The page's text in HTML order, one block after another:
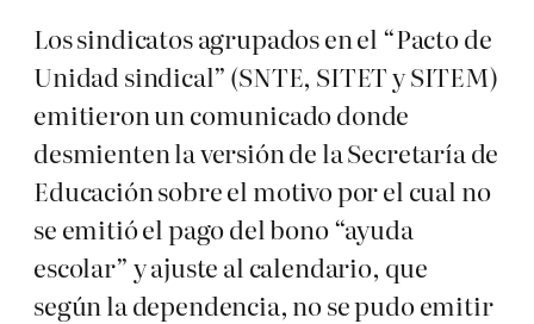
Los sindicatos agrupados en el “Pacto de
Unidad sindical” (SNTE, SITET y SITEM)
emitieron un comunicado donde
desmienten la versión de la Secretaría de
Educación sobre el motivo por el cual no
se emitió el pago del bono “ayuda
escolar” y ajuste al calendario, que
según la dependencia, no se pudo emitir